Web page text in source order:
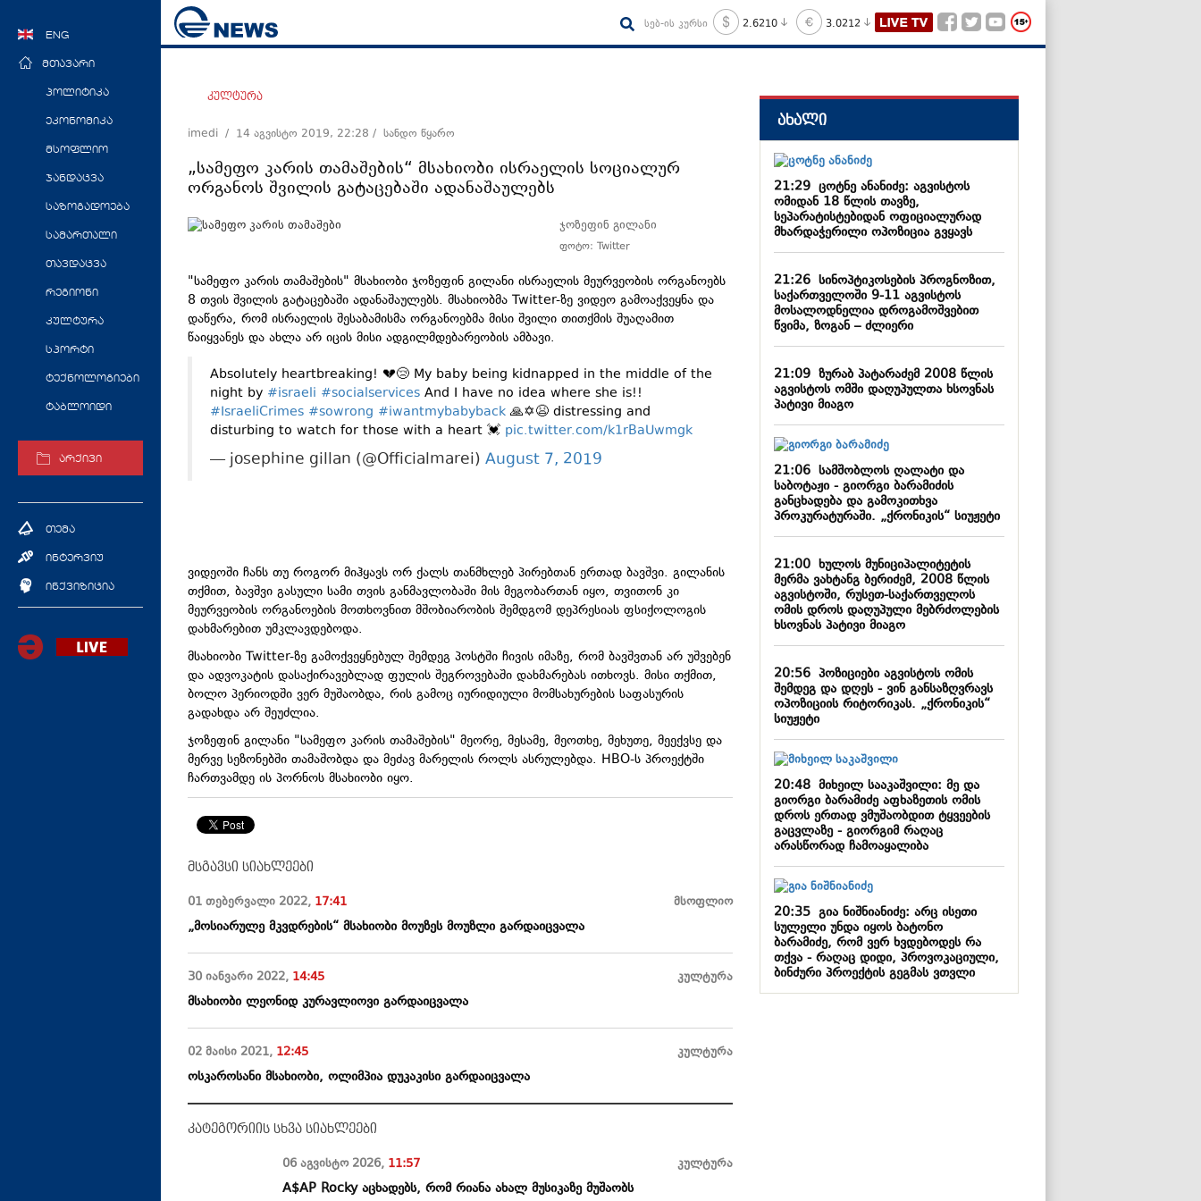
ENG
მთავარი
პოლიტიკა
ეკონომიკა
მსოფლიო
ჯანდაცვა
საზოგადოება
სამართალი
თავდაცვა
რეგიონი
კულტურა
სპორტი
ტექნოლოგიები
ტაბლოიდი
არქივი
თემა
ინტერვიუ
ინქვიზიცია
სებ-ის კურსი 2.6210 3.0212
კულტურა
imedi / 14 აგვისტო 2019, 22:28 / სანდო წყარო
„სამეფო კარის თამაშების“ მსახიობი ისრაელის სოციალურ
ორგანოს შვილის გატაცებაში ადანაშაულებს
ჯოზეფინ გილანი
ფოტო: Twitter
"სამეფო კარის თამაშების" მსახიობი ჯოზეფინ გილანი ისრაელის მეურვეობის ორგანოებს
8 თვის შვილის გატაცებაში ადანაშაულებს. მსახიობმა Twitter-ზე ვიდეო გამოაქვეყნა და
დაწერა, რომ ისრაელის შესაბამისმა ორგანოებმა მისი შვილი თითქმის შუაღამით
წაიყვანეს და ახლა არ იცის მისი ადგილმდებარეობის ამბავი.
Absolutely heartbreaking! 💔😢 My baby being kidnapped in the middle of the
night by #israeli #socialservices And I have no idea where she is!!
#IsraeliCrimes #sowrong #iwantmybabyback 🙏✡️😫 distressing and
disturbing to watch for those with a heart 💓 pic.twitter.com/k1rBaUwmgk
— josephine gillan (@Officialmarei) August 7, 2019
ვიდეოში ჩანს თუ როგორ მიჰყავს ორ ქალს თანმხლებ პირებთან ერთად ბავშვი. გილანის
თქმით, ბავშვი გასული სამი თვის განმავლობაში მის მეგობართან იყო, თვითონ კი
მეურვეობის ორგანოების მოთხოვნით მშობიარობის შემდგომ დეპრესიას ფსიქოლოგის
დახმარებით უმკლავდებოდა.
მსახიობი Twitter-ზე გამოქვეყნებულ შემდეგ პოსტში ჩივის იმაზე, რომ ბავშვთან არ უშვებენ
და ადვოკატის დასაქირავებლად ფულის შეგროვებაში დახმარებას ითხოვს. მისი თქმით,
ბოლო პერიოდში ვერ მუშაობდა, რის გამოც იურიდიული მომსახურების საფასურის
გადახდა არ შეუძლია.
ჯოზეფინ გილანი "სამეფო კარის თამაშების" მეორე, მესამე, მეოთხე, მეხუთე, მეექვსე და
მერვე სეზონებში თამაშობდა და მეძავ მარელის როლს ასრულებდა. HBO-ს პროექტში
ჩართვამდე ის პორნოს მსახიობი იყო.
მსგავსი სიახლეები
01 თებერვალი 2022, 17:41 მსოფლიო
„მოსიარულე მკვდრების“ მსახიობი მოუზეს მოუზლი გარდაიცვალა
30 იანვარი 2022, 14:45 კულტურა
მსახიობი ლეონიდ კურავლიოვი გარდაიცვალა
02 მაისი 2021, 12:45 კულტურა
ოსკაროსანი მსახიობი, ოლიმპია დუკაკისი გარდაიცვალა
კატეგორიის სხვა სიახლეები
06 აგვისტო 2026, 11:57 კულტურა
A$AP Rocky აცხადებს, რომ რიანა ახალ მუსიკაზე მუშაობს
ახალი
21:29ცოტნე ანანიძე: აგვისტოს
ომიდან 18 წლის თავზე,
სეპარატისტებიდან ოფიციალურად
მხარდაჭერილი ოპოზიცია გვყავს
21:26სინოპტიკოსების პროგნოზით,
საქართველოში 9-11 აგვისტოს
მოსალოდნელია დროგამოშვებით
წვიმა, ზოგან – ძლიერი
21:09ზურაბ პატარაძემ 2008 წლის
აგვისტოს ომში დაღუპულთა ხსოვნას
პატივი მიაგო
21:06სამშობლოს ღალატი და
საბოტაჟი - გიორგი ბარამიძის
განცხადება და გამოკითხვა
პროკურატურაში. „ქრონიკის“ სიუჟეტი
21:00ხულოს მუნიციპალიტეტის
მერმა ვახტანგ ბერიძემ, 2008 წლის
აგვისტოში, რუსეთ-საქართველოს
ომის დროს დაღუპული მებრძოლების
ხსოვნას პატივი მიაგო
20:56პოზიციები აგვისტოს ომის
შემდეგ და დღეს - ვინ განსაზღვრავს
ოპოზიციის რიტორიკას. „ქრონიკის“
სიუჟეტი
20:48მიხეილ სააკაშვილი: მე და
გიორგი ბარამიძე აფხაზეთის ომის
დროს ერთად ვმუშაობდით ტყვეების
გაცვლაზე - გიორგიმ რაღაც
არასწორად ჩამოაყალიბა
20:35გია ნიშნიანიძე: არც ისეთი
სულელი უნდა იყოს ბატონო
ბარამიძე, რომ ვერ ხვდებოდეს რა
თქვა - რაღაც დიდი, პროვოკაციული,
ბინძური პროექტის გეგმას ვთვლი